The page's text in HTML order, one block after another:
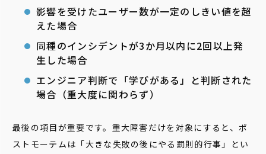
影響を受けたユーザー数が一定のしきい値を超
えた場合
同種のインシデントが3か月以内に2回以上発
生した場合
エンジニア判断で「学びがある」と判断された
場合（重大度に関わらず）
最後の項目が重要です。重大障害だけを対象にすると、ポ
ストモーテムは「大きな失敗の後にやる罰則的行事」とい